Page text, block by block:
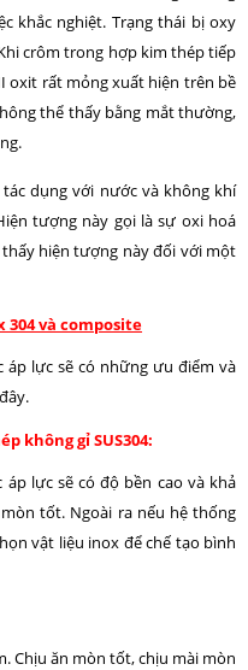
khắc nghiệt. Trạng thái bị oxy
crôm trong hợp kim thép tiếp
oxit rất mỏng xuất hiện trên bề
thể thấy bằng mắt thường,
dụng với nước và không khí
tượng này gọi là sự oxi hoá
hiện tượng này đối với một
304 và composite
áp lực sẽ có những ưu điểm và
không gỉ SUS304:
lực sẽ có độ bền cao và khả
tốt. Ngoài ra nếu hệ thống
vật liệu inox để chế tạo bình
Chịu ăn mòn tốt, chịu mài mòn